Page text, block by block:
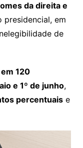
da direita e
presidencial, em
de
120
e 1º de junho,
percentuaise